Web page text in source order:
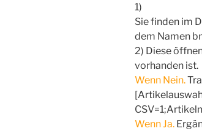
1)
Sie finden im
dem Namen
2) Diese
vorhanden ist.
Wenn Nein.
Wenn Ja.